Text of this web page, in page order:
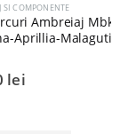
Mbk-
Malaguti